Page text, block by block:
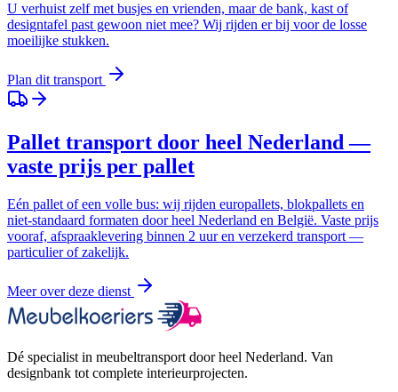
U verhuist zelf met busjes en vrienden, maar de bank, kast of
designtafel past gewoon niet mee? Wij rijden er bij voor de losse
moeilijke stukken.
Plan dit transport
Pallet transport door heel Nederland —
vaste prijs per pallet
Eén pallet of een volle bus: wij rijden europallets, blokpallets en
niet-standaard formaten door heel Nederland en België. Vaste prijs
vooraf, afspraaklevering binnen 2 uur en verzekerd transport —
particulier of zakelijk.
Meer over deze dienst
Dé specialist in meubeltransport door heel Nederland. Van
designbank tot complete interieurprojecten.